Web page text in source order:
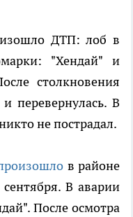
ДТП: лоб в
"Хендай" и
столкновения
перевернулась. В
не пострадал.
в районе
В аварии
После осмотра